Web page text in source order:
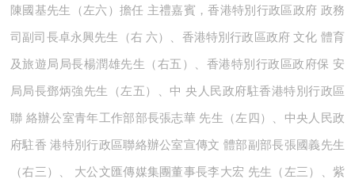
陳國基先生（左六）擔任 主禮嘉賓，香港特別行政區政府 政務
司副司長卓永興先生（右 六）、香港特別行政區政府 文化 體育
及旅遊局局長楊潤雄先生（右五）、香港特別行政區政府保 安
局局長鄧炳強先生（左五）、中 央人民政府駐香港特別行政區
聯 絡辦公室青年工作部部長張志華 先生（左四）、中央人民政
府駐香 港特別行政區聯絡辦公室宣傳文 體部副部長張國義先生
（右三）、 大公文匯傳媒集團董事長李大宏 先生（左三）、紫